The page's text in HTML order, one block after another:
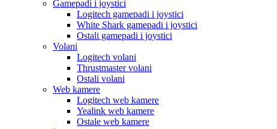
Gamepadi i joystici
Logitech gamepadi i joystici
White Shark gamepadi i joystici
Ostali gamepadi i joystici
Volani
Logitech volani
Thrustmaster volani
Ostali volani
Web kamere
Logitech web kamere
Yealink web kamere
Ostale web kamere